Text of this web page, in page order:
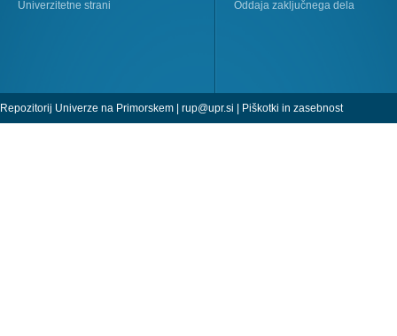
Univerzitetne strani Oddaja zaključnega dela
Repozitorij Univerze na Primorskem | rup@upr.si | Piškotki in zasebnost